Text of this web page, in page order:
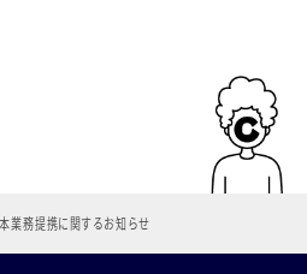
業務提携に関するお知らせ